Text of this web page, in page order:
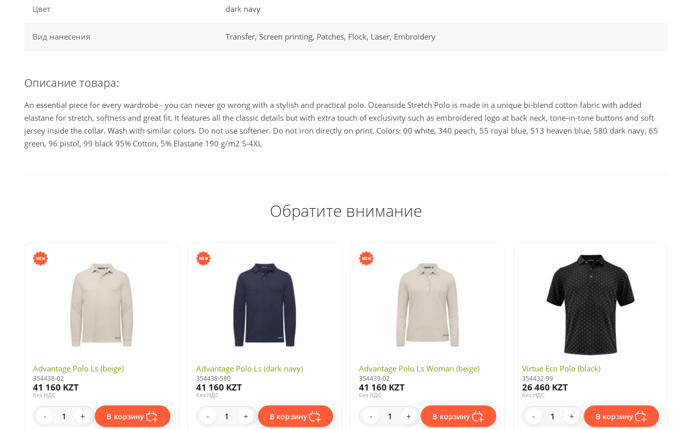
Цвет dark navy
Вид нанесения Transfer, Screen printing, Patches, Flock, Laser, Embroidery
Описание товара:
An essential piece for every wardrobe - you can never go wrong with a stylish and practical polo. Oceanside Stretch Polo is made in a unique bi-blend cotton fabric with added
elastane for stretch, softness and great fit. It features all the classic details but with extra touch of exclusivity such as embroidered logo at back neck, tone-in-tone buttons and soft
jersey inside the collar. Wash with similar colors. Do not use softener. Do not iron directly on print. Colors: 00 white, 340 peach, 55 royal blue, 513 heaven blue, 580 dark navy, 65
green, 96 pistol, 99 black 95% Cotton, 5% Elastane 190 g/m2 S-4XL
Обратите внимание
Advantage Polo Ls (beige)
354438-02
41 160 KZT
без НДС
- + В корзину
Advantage Polo Ls (dark navy)
354438-580
41 160 KZT
без НДС
- + В корзину
Advantage Polo Ls Woman (beige)
354439-02
41 160 KZT
без НДС
- + В корзину
Virtue Eco Polo (black)
354432-99
26 460 KZT
без НДС
- + В корзину